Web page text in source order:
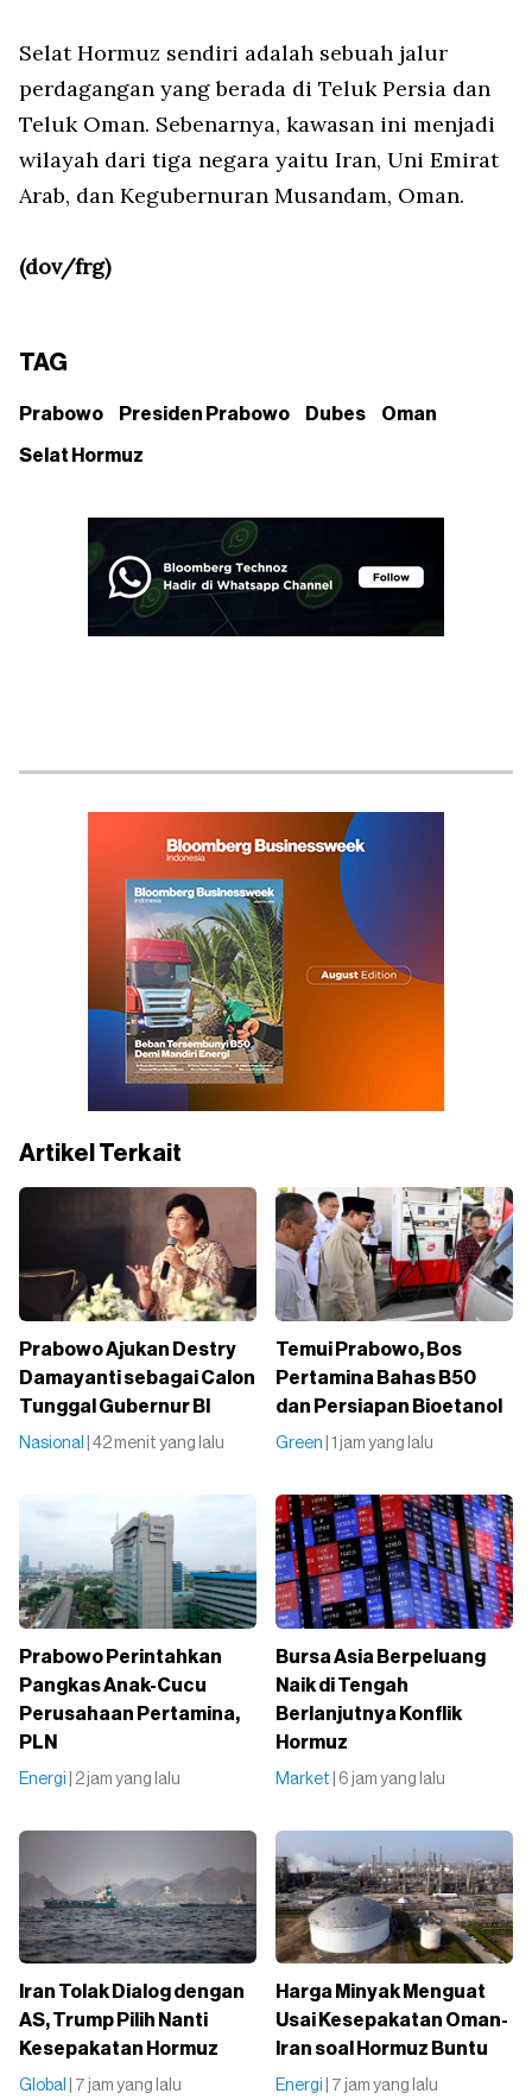
Selat Hormuz sendiri adalah sebuah jalur
perdagangan yang berada di Teluk Persia dan
Teluk Oman. Sebenarnya, kawasan ini menjadi
wilayah dari tiga negara yaitu Iran, Uni Emirat
Arab, dan Kegubernuran Musandam, Oman.
(dov/frg)
TAG
Prabowo Presiden Prabowo Dubes Oman
Selat Hormuz
Artikel Terkait
Prabowo Ajukan Destry
Damayanti sebagai Calon
Tunggal Gubernur BI
Nasional | 42 menit yang lalu
Temui Prabowo, Bos
Pertamina Bahas B50
dan Persiapan Bioetanol
Green | 1 jam yang lalu
Prabowo Perintahkan
Pangkas Anak-Cucu
Perusahaan Pertamina,
PLN
Energi | 2 jam yang lalu
Bursa Asia Berpeluang
Naik di Tengah
Berlanjutnya Konflik
Hormuz
Market | 6 jam yang lalu
Iran Tolak Dialog dengan
AS, Trump Pilih Nanti
Kesepakatan Hormuz
Global | 7 jam yang lalu
Harga Minyak Menguat
Usai Kesepakatan Oman-
Iran soal Hormuz Buntu
Energi | 7 jam yang lalu